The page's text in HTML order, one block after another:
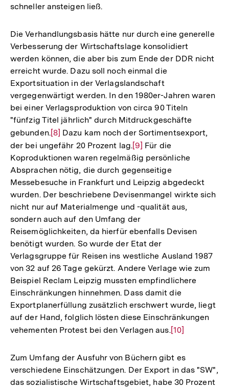
schneller ansteigen ließ.
Die Verhandlungsbasis hätte nur durch eine generelle
Verbesserung der Wirtschaftslage konsolidiert
werden können, die aber bis zum Ende der DDR nicht
erreicht wurde. Dazu soll noch einmal die
Exportsituation in der Verlagslandschaft
vergegenwärtigt werden. In den 1980er-Jahren waren
bei einer Verlagsproduktion von circa 90 Titeln
"fünfzig Titel jährlich" durch Mitdruckgeschäfte
gebunden.Zur
Auflösung
der
Fußnote
[8] Dazu kam noch der Sortimentsexport,
der bei ungefähr 20 Prozent lag.Zur
Auflösung
der
Fußnote
[9] Für die
Koproduktionen waren regelmäßig persönliche
Absprachen nötig, die durch gegenseitige
Messebesuche in Frankfurt und Leipzig abgedeckt
wurden. Der beschriebene Devisenmangel wirkte sich
nicht nur auf Materialmenge und -qualität aus,
sondern auch auf den Umfang der
Reisemöglichkeiten, da hierfür ebenfalls Devisen
benötigt wurden. So wurde der Etat der
Verlagsgruppe für Reisen ins westliche Ausland 1987
von 32 auf 26 Tage gekürzt. Andere Verlage wie zum
Beispiel Reclam Leipzig mussten empfindlichere
Einschränkungen hinnehmen. Dass damit die
Exportplanerfüllung zusätzlich erschwert wurde, liegt
auf der Hand, folglich lösten diese Einschränkungen
vehementen Protest bei den Verlagen aus.Zur
der
Fußnote
[10]
Zum Umfang der Ausfuhr von Büchern gibt es
verschiedene Einschätzungen. Der Export in das "SW",
das sozialistische Wirtschaftsgebiet, habe 30 Prozent